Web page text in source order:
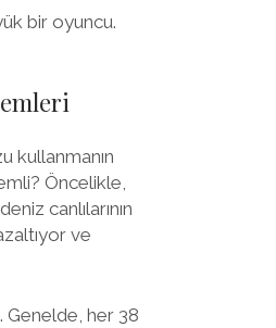
bir oyuncu.
kullanmanın
Öncelikle,
canlılarının
ve
Genelde, her 38